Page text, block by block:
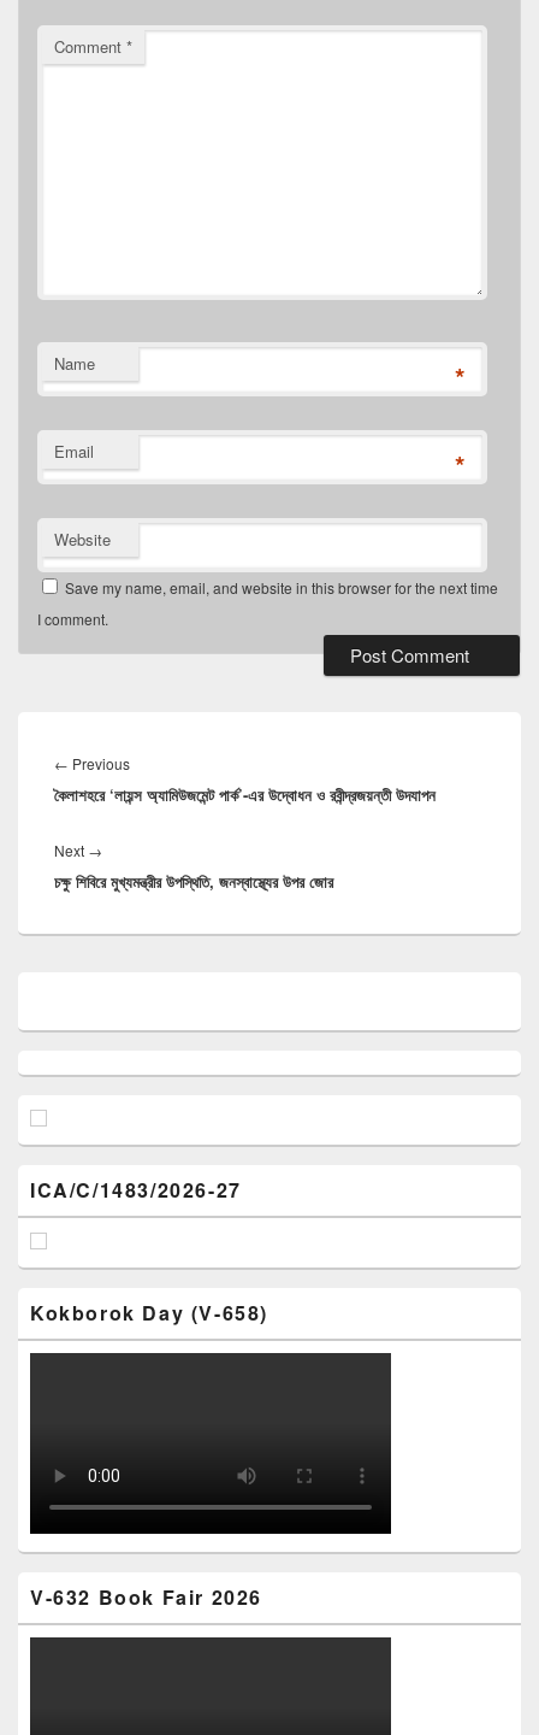
Comment *
Name *
Email *
Website
Save my name, email, and website in this browser for the next time
I comment.
navigation
← Previous
post:
কৈলাশহরে ‘লায়ন্স অ্যামিউজমেন্ট পার্ক’-এর উদ্বোধন ও রবীন্দ্রজয়ন্তী উদযাপন
Next →
post:
চক্ষু শিবিরে মুখ্যমন্ত্রীর উপস্থিতি, জনস্বাস্থ্যের উপর জোর
Widget
ICA/C/1483/2026-27
Kokborok Day (V-658)
V-632 Book Fair 2026